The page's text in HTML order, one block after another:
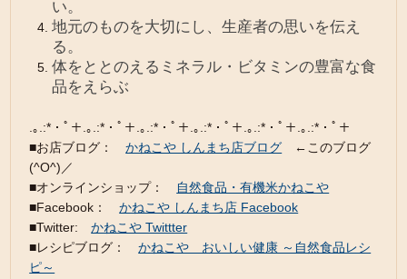
い。
地元のものを大切にし、生産者の思いを伝え
る。
体をととのえるミネラル・ビタミンの豊富な食
品をえらぶ
.｡.:*・ﾟ＋.｡.:*・ﾟ＋.｡.:*・ﾟ＋.｡.:*・ﾟ＋.｡.:*・ﾟ＋.｡.:*・ﾟ＋
■お店ブログ：かねこや しんまち店ブログ ←このブログ
(^O^)／
■オンラインショップ：
自然食品・有機米かねこや
■Facebook：かねこや しんまち店 Facebook
■Twitter:かねこや Twittter
■レシピブログ：かねこや おいしい健康 ～自然食品レシ
ピ～